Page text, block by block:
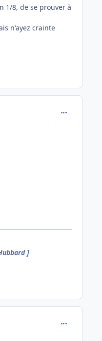
1/8, de se prouver à
n'ayez crainte
]